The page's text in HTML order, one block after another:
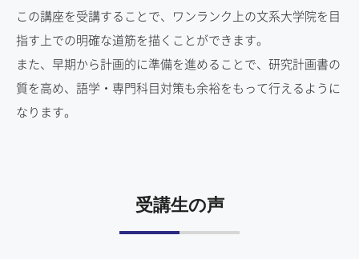
この講座を受講することで、ワンランク上の文系大学院を目
指す上での明確な道筋を描くことができます。
また、早期から計画的に準備を進めることで、研究計画書の
質を高め、語学・専門科目対策も余裕をもって行えるように
なります。
受講生の声